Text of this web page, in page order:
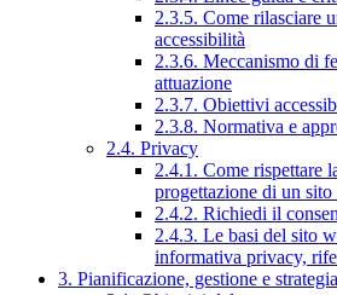
2.3.5. Come rilasciare
accessibilità
2.3.6. Meccanismo di
attuazione
2.3.7. Obiettivi
2.3.8. Normativa e
2.4. Privacy
2.4.1. Come rispettare
progettazione di un
2.4.2. Richiedi il
2.4.3. Le basi del sito
informativa privacy,
3. Pianificazione, gestione e strategia